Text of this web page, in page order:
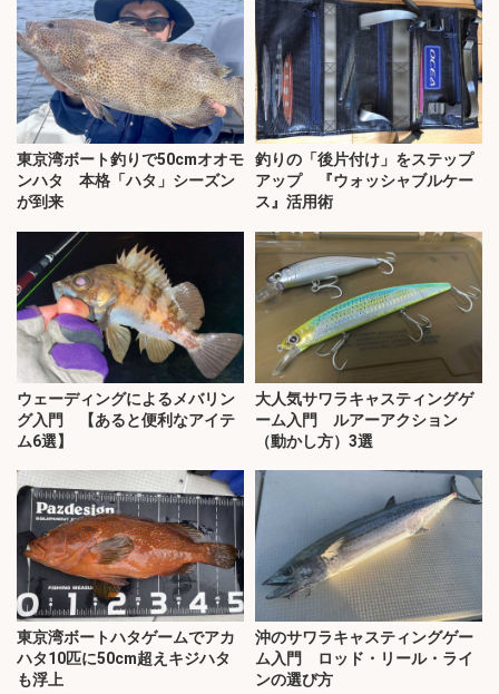
東京湾ボート釣りで50cmオオモ
ンハタ 本格「ハタ」シーズン
が到来
釣りの「後片付け」をステップ
アップ 『ウォッシャブルケー
ス』活用術
ウェーディングによるメバリン
グ入門 【あると便利なアイテ
ム6選】
大人気サワラキャスティングゲ
ーム入門 ルアーアクション
（動かし方）3選
東京湾ボートハタゲームでアカ
ハタ10匹に50cm超えキジハタ
も浮上
沖のサワラキャスティングゲー
ム入門 ロッド・リール・ライ
ンの選び方